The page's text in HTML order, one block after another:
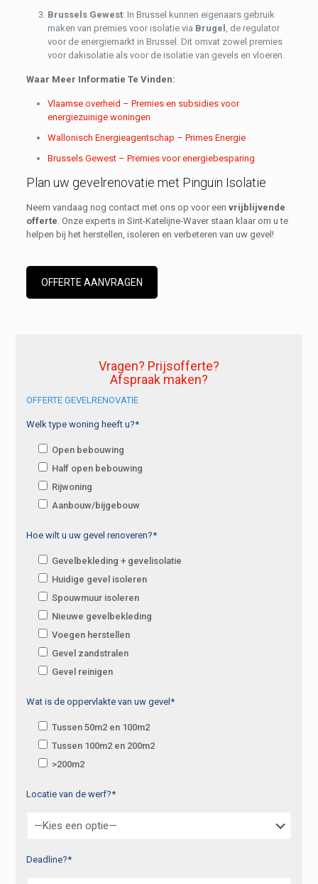
Brussels Gewest: In Brussel kunnen eigenaars gebruik
maken van premies voor isolatie via Brugel
, de regulator
voor de energiemarkt in Brussel. Dit omvat zowel premies
voor dakisolatie als voor de isolatie van gevels en vloeren.
Waar Meer Informatie Te Vinden:
Vlaamse overheid – Premies en subsidies voor
energiezuinige woningen
Wallonisch Energieagentschap – Primes Energie
Brussels Gewest – Premies voor energiebesparing
Plan uw gevelrenovatie met Pinguïn Isolatie
Neem vandaag nog contact met ons op voor een vrijblijvende
offerte . Onze experts in Sint-Katelijne-Waver staan klaar om u te
helpen bij het herstellen, isoleren en verbeteren van uw gevel!
OFFERTE AANVRAGEN
Vragen? Prijsofferte?
Afspraak maken?
OFFERTE GEVELRENOVATIE
Welk type woning heeft u?*
Open bebouwing
Half open bebouwing
Rijwoning
Aanbouw/bijgebouw
Hoe wilt u uw gevel renoveren?*
Gevelbekleding + gevelisolatie
Huidige gevel isoleren
Spouwmuur isoleren
Nieuwe gevelbekleding
Voegen herstellen
Gevel zandstralen
Gevel reinigen
Wat is de oppervlakte van uw gevel*
Tussen 50m2 en 100m2
Tussen 100m2 en 200m2
>200m2
Locatie van de werf?*
Deadline?*